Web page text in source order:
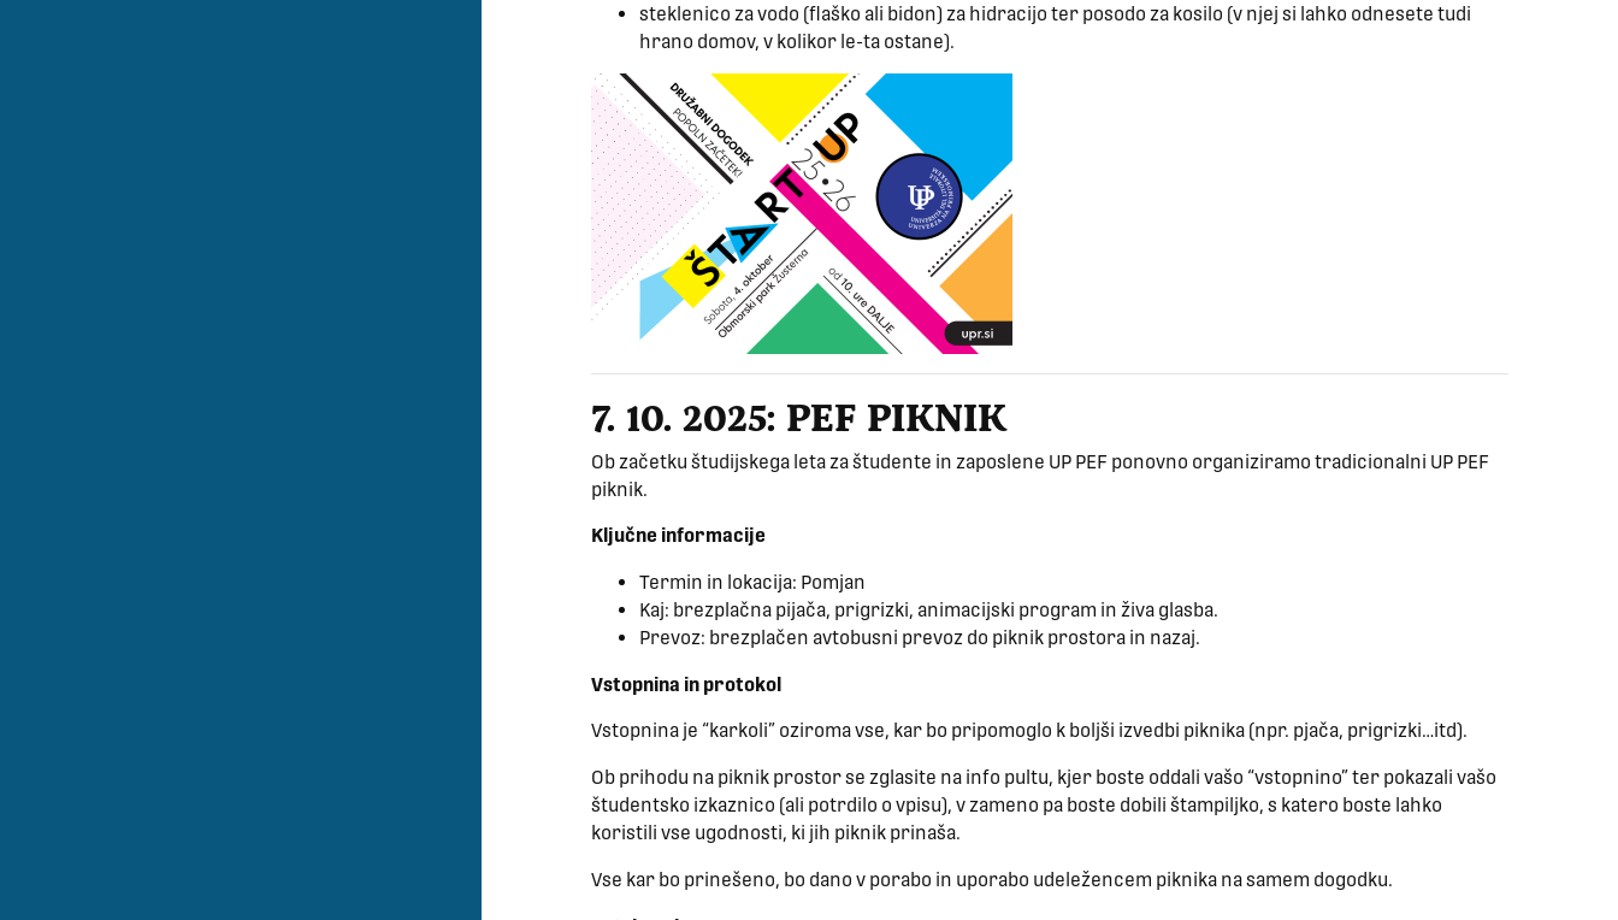
steklenico za vodo (flaško ali bidon) za hidracijo ter posodo za kosilo (v njej si lahko odnesete tudi
hrano domov, v kolikor le-ta ostane).
7. 10. 2025: PEF PIKNIK
Ob začetku študijskega leta za študente in zaposlene UP PEF ponovno organiziramo tradicionalni UP PEF
piknik.
Ključne informacije
Termin in lokacija: Pomjan
Kaj: brezplačna pijača, prigrizki, animacijski program in živa glasba.
Prevoz: brezplačen avtobusni prevoz do piknik prostora in nazaj.
Vstopnina in protokol
Vstopnina je “karkoli” oziroma vse, kar bo pripomoglo k boljši izvedbi piknika (npr. pjača, prigrizki…itd).
Ob prihodu na piknik prostor se zglasite na info pultu, kjer boste oddali vašo “vstopnino” ter pokazali vašo
študentsko izkaznico (ali potrdilo o vpisu), v zameno pa boste dobili štampiljko, s katero boste lahko
koristili vse ugodnosti, ki jih piknik prinaša.
Vse kar bo prinešeno, bo dano v porabo in uporabo udeležencem piknika na samem dogodku.